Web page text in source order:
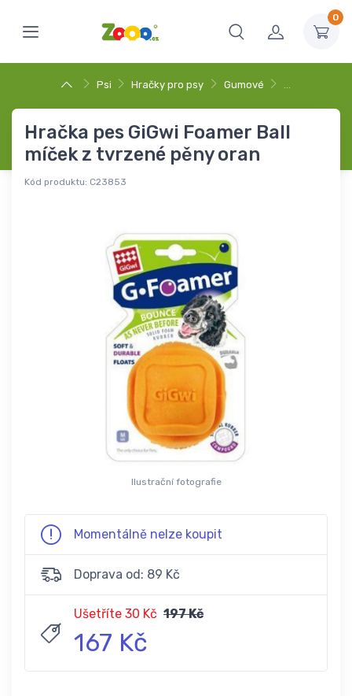
0
Psi Hračky pro psy Gumové …
Hračka pes GiGwi Foamer Ball
míček z tvrzené pěny oran
Kód produktu: C23853
Ilustrační fotografie
Momentálně nelze koupit
Doprava od: 89 Kč
Ušetříte 30 Kč 197 Kč
167 Kč